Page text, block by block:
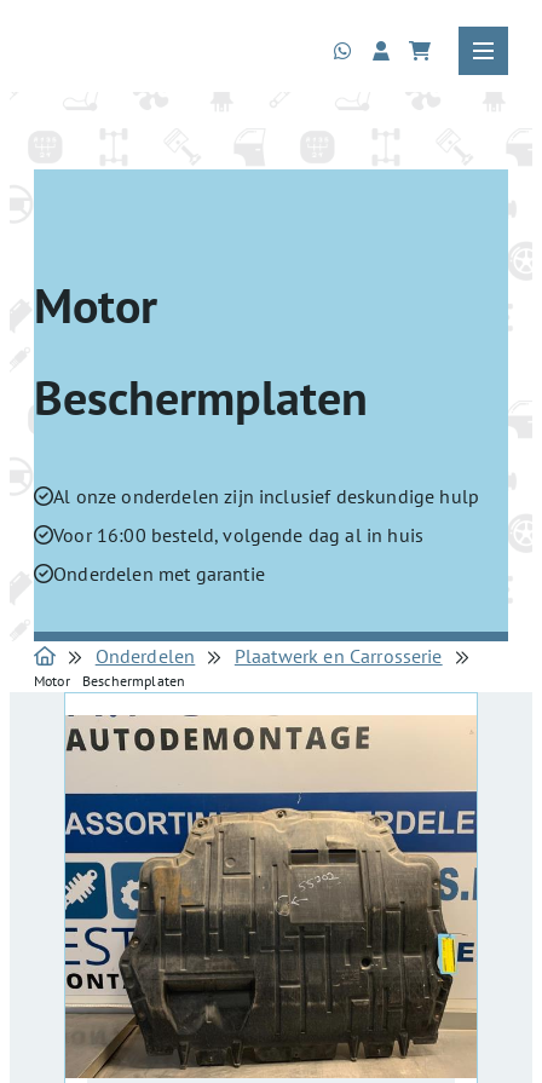
Motor
Beschermplaten
Al onze onderdelen zijn inclusief deskundige hulp
Voor 16:00 besteld, volgende dag al in huis
Onderdelen met garantie
Onderdelen Plaatwerk en Carrosserie
Motor Beschermplaten